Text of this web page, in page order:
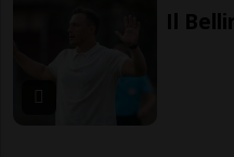
Il